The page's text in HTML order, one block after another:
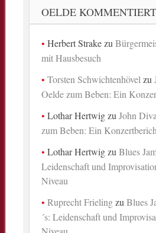
OELDE
Herbert Strakezu
mit Hausbesuch
Torsten Schwichtenhövel zu
Oelde zum Beben: Ein
Lothar HertwigzuJohn
zum Beben: Ein
Lothar HertwigzuBlues
Leidenschaft und
Niveau
Ruprecht FrielingzuBlues
´s: Leidenschaft und